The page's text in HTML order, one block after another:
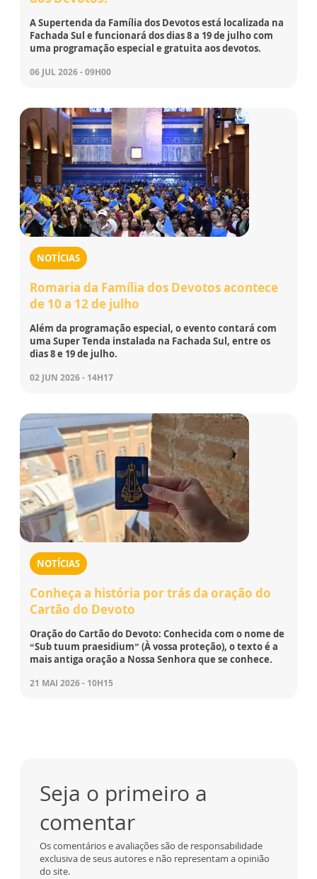
A Supertenda da Família dos Devotos está localizada na
Fachada Sul e funcionará dos dias 8 a 19 de julho com
uma programação especial e gratuita aos devotos.
06 JUL 2026 - 09H00
NOTÍCIAS
Romaria da Família dos Devotos acontece
de 10 a 12 de julho
Além da programação especial, o evento contará com
uma Super Tenda instalada na Fachada Sul, entre os
dias 8 e 19 de julho.
02 JUN 2026 - 14H17
NOTÍCIAS
Conheça a história por trás da oração do
Cartão do Devoto
Oração do Cartão do Devoto: Conhecida com o nome de
“Sub tuum praesidium” (À vossa proteção), o texto é a
mais antiga oração a Nossa Senhora que se conhece.
21 MAI 2026 - 10H15
Seja o primeiro a
comentar
Os comentários e avaliações são de responsabilidade
exclusiva de seus autores e não representam a opinião
do site.